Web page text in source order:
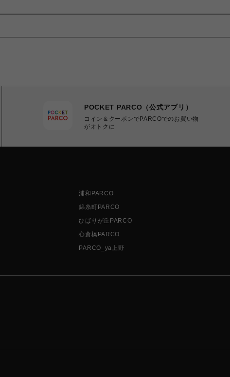
POCKET PARCO（公式アプリ）
コイン＆クーポンでPARCOでのお買い物
がオトクに
浦和PARCO
錦糸町PARCO
ひばりが丘PARCO
心斎橋PARCO
PARCO_ya上野